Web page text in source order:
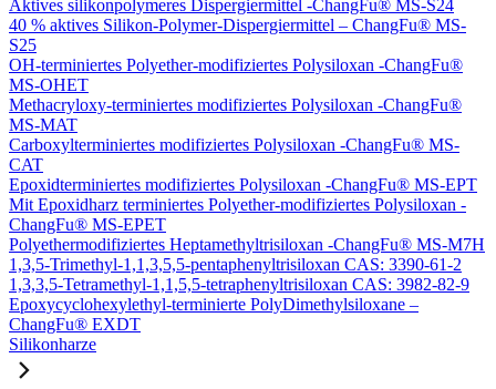
Aktives silikonpolymeres Dispergiermittel -ChangFu® MS-S24
40 % aktives Silikon-Polymer-Dispergiermittel – ChangFu® MS-
S25
OH-terminiertes Polyether-modifiziertes Polysiloxan -ChangFu®
MS-OHET
Methacryloxy-terminiertes modifiziertes Polysiloxan -ChangFu®
MS-MAT
Carboxylterminiertes modifiziertes Polysiloxan -ChangFu® MS-
CAT
Epoxidterminiertes modifiziertes Polysiloxan -ChangFu® MS-EPT
Mit Epoxidharz terminiertes Polyether-modifiziertes Polysiloxan -
ChangFu® MS-EPET
Polyethermodifiziertes Heptamethyltrisiloxan -ChangFu® MS-M7H
1,3,5-Trimethyl-1,1,3,5,5-pentaphenyltrisiloxan CAS: 3390-61-2
1,3,3,5-Tetramethyl-1,1,5,5-tetraphenyltrisiloxan CAS: 3982-82-9
Epoxycyclohexylethyl-terminierte PolyDimethylsiloxane –
ChangFu® EXDT
Silikonharze